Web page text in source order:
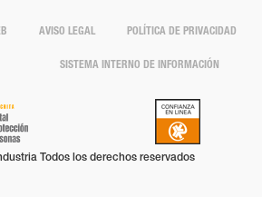
AVISO LEGAL POLÍTICA DE PRIVACIDAD
SISTEMA INTERNO DE INFORMACIÓN
Todos los derechos reservados